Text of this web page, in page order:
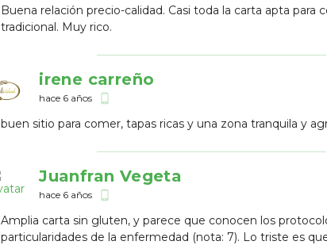
Buena relación precio-calidad. Casi toda la carta apta para
tradicional. Muy rico.
irene carreño
hace 6 años phone_android
buen sitio para comer, tapas ricas y una zona tranquila y
Juanfran Vegeta
hace 6 años phone_android
Amplia carta sin gluten, y parece que conocen los
particularidades de la enfermedad (nota: 7). Lo triste es